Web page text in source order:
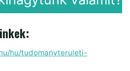
hu/tudomanyteruleti-